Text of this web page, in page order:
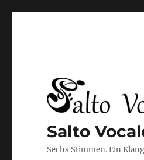
Salto
Sechs Stimmen. Ein